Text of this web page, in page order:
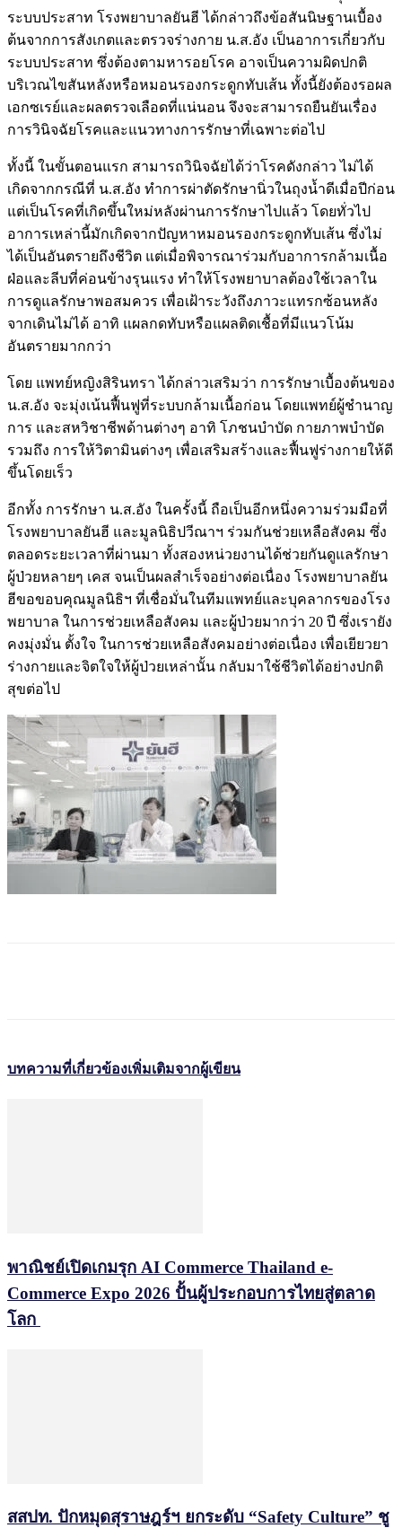
ระบบประสาท โรงพยาบาลยันฮี ได้กล่าวถึงข้อสันนิษฐานเบื้อง
ต้นจากการสังเกตและตรวจร่างกาย น.ส.อัง เป็นอาการเกี่ยวกับ
ระบบประสาท ซึ่งต้องตามหารอยโรค อาจเป็นความผิดปกติ
บริเวณไขสันหลังหรือหมอนรองกระดูกทับเส้น ทั้งนี้ยังต้องรอผล
เอกซเรย์และผลตรวจเลือดที่แน่นอน จึงจะสามารถยืนยันเรื่อง
การวินิจฉัยโรคและแนวทางการรักษาที่เฉพาะต่อไป
ทั้งนี้ ในขั้นตอนแรก สามารถวินิจฉัยได้ว่าโรคดังกล่าว ไม่ได้
เกิดจากกรณีที่ น.ส.อัง ทำการผ่าตัดรักษานิ่วในถุงน้ำดีเมื่อปีก่อน
แต่เป็นโรคที่เกิดขึ้นใหม่หลังผ่านการรักษาไปแล้ว โดยทั่วไป
อาการเหล่านี้มักเกิดจากปัญหาหมอนรองกระดูกทับเส้น ซึ่งไม่
ได้เป็นอันตรายถึงชีวิต แต่เมื่อพิจารณาร่วมกับอาการกล้ามเนื้อ
ฝ่อและลีบที่ค่อนข้างรุนแรง ทำให้โรงพยาบาลต้องใช้เวลาใน
การดูแลรักษาพอสมควร เพื่อเฝ้าระวังถึงภาวะแทรกซ้อนหลัง
จากเดินไม่ได้ อาทิ แผลกดทับหรือแผลติดเชื้อที่มีแนวโน้ม
อันตรายมากกว่า
โดย แพทย์หญิงสิรินทรา ได้กล่าวเสริมว่า การรักษาเบื้องต้นของ
น.ส.อัง จะมุ่งเน้นฟื้นฟูที่ระบบกล้ามเนื้อก่อน โดยแพทย์ผู้ชำนาญ
การ และสหวิชาชีพด้านต่างๆ อาทิ โภชนบำบัด กายภาพบำบัด
รวมถึง การให้วิตามินต่างๆ เพื่อเสริมสร้างและฟื้นฟูร่างกายให้ดี
ขึ้นโดยเร็ว
อีกทั้ง การรักษา น.ส.อัง ในครั้งนี้ ถือเป็นอีกหนึ่งความร่วมมือที่
โรงพยาบาลยันฮี และมูลนิธิปวีณาฯ ร่วมกันช่วยเหลือสังคม ซึ่ง
ตลอดระยะเวลาที่ผ่านมา ทั้งสองหน่วยงานได้ช่วยกันดูแลรักษา
ผู้ป่วยหลายๆ เคส จนเป็นผลสำเร็จอย่างต่อเนื่อง โรงพยาบาลยัน
ฮีขอขอบคุณมูลนิธิฯ ที่เชื่อมั่นในทีมแพทย์และบุคลากรของโรง
พยาบาล ในการช่วยเหลือสังคม และผู้ป่วยมากว่า 20 ปี ซึ่งเรายัง
คงมุ่งมั่น ตั้งใจ ในการช่วยเหลือสังคมอย่างต่อเนื่อง เพื่อเยียวยา
ร่างกายและจิตใจให้ผู้ป่วยเหล่านั้น กลับมาใช้ชีวิตได้อย่างปกติ
สุขต่อไป
บทความที่เกี่ยวข้องเพิ่มเติมจากผู้เขียน
พาณิชย์เปิดเกมรุก AI Commerce Thailand e-
Commerce Expo 2026 ปั้นผู้ประกอบการไทยสู่ตลาด
โลก
สสปท. ปักหมุดสุราษฎร์ฯ ยกระดับ “Safety Culture” ชู